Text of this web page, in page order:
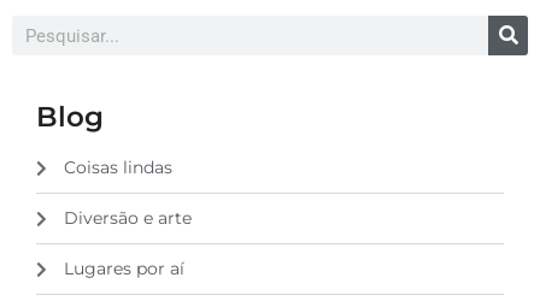
Blog
Coisas lindas
Diversão e arte
Lugares por aí